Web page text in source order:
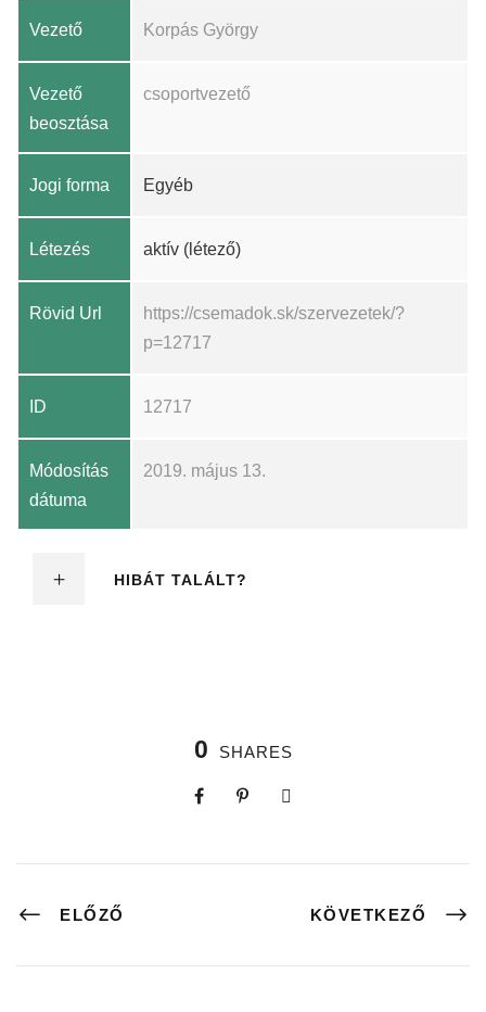
Vezető Korpás György
Vezető
beosztása
csoportvezető
Jogi forma Egyéb
Létezés aktív (létező)
Rövid Url
https://csemadok.sk/szervezetek/?
p=12717
ID 12717
Módosítás
dátuma
2019. május 13.
HIBÁT TALÁLT?
0 SHARES
ELŐZŐ KÖVETKEZŐ